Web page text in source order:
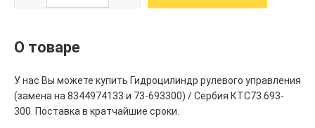
О товаре
У нас Вы можете купить Гидроцилиндр рулевого управления
(замена на 8344974133 и 73-693300) / Сербия КТС73.693-
300. Поставка в кратчайшие сроки.